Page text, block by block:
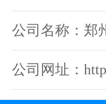
公司名称：郑
公司网址：